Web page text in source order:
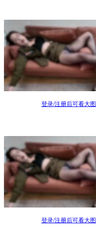
登录/注册后可看大图
登录/注册后可看大图